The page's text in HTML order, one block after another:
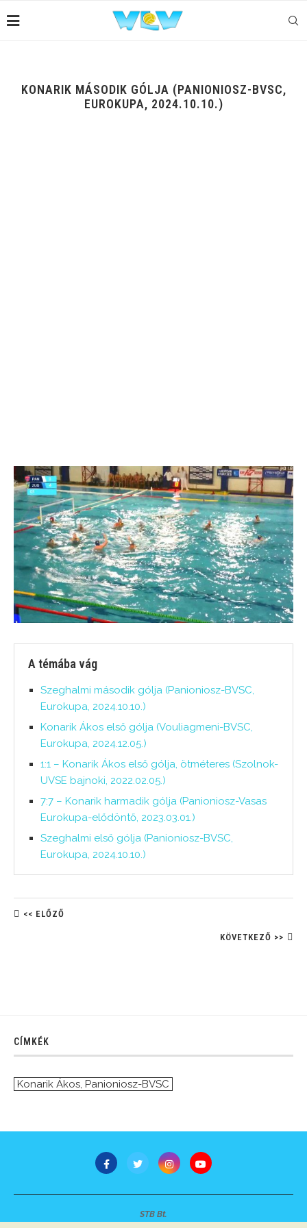
KONARIK MÁSODIK GÓLJA (PANIONIOSZ-BVSC,
EUROKUPA, 2024.10.10.)
A témába vág
Szeghalmi második gólja (Panioniosz-BVSC,
Eurokupa, 2024.10.10.)
Konarik Ákos első gólja (Vouliagmeni-BVSC,
Eurokupa, 2024.12.05.)
1:1 – Konarik Ákos első gólja, ötméteres (Szolnok-
UVSE bajnoki, 2022.02.05.)
7:7 – Konarik harmadik gólja (Panioniosz-Vasas
Eurokupa-elődöntő, 2023.03.01.)
Szeghalmi első gólja (Panioniosz-BVSC,
Eurokupa, 2024.10.10.)
<< ELŐZŐ
KÖVETKEZŐ >>
CÍMKÉK
Konarik Ákos, Panioniosz-BVSC
STB Bt.